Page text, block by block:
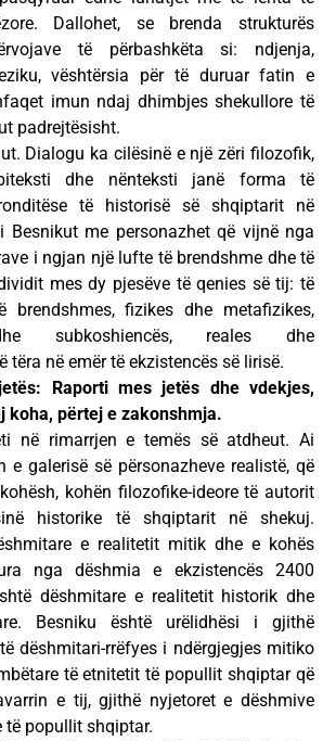
Dallohet, se brenda strukturës
të përbashkëta si: ndjenja,
vështërsia për të duruar fatin e
imun ndaj dhimbjes shekullore të
padrejtësisht.
Dialogu ka cilësinë e një zëri filozofik,
dhe nënteksti janë forma të
të historisë së shqiptarit në
Besnikut me personazhet që vijnë nga
i ngjan një lufte të brendshme dhe të
mes dy pjesëve të qenies së tij: të
brendshmes, fizikes dhe metafizikes,
subkoshiencës, reales dhe
tëra në emër të ekzistencës së lirisë.
Raporti mes jetës dhe vdekjes,
koha, përtej e zakonshmja.
në rimarrjen e temës së atdheut. Ai
e galerisë së përsonazheve realistë, që
kohën filozofike-ideore të autorit
historike të shqiptarit në shekuj.
e realitetit mitik dhe e kohës
nga dëshmia e ekzistencës 2400
dëshmitare e realitetit historik dhe
Besniku është urëlidhësi i gjithë
dëshmitari-rrëfyes i ndërgjegjes mitiko
të etnitetit të popullit shqiptar që
e tij, gjithë nyjetoret e dëshmive
të popullit shqiptar.